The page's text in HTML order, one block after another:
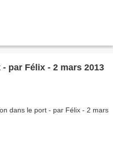
par Félix - 2 mars 2013